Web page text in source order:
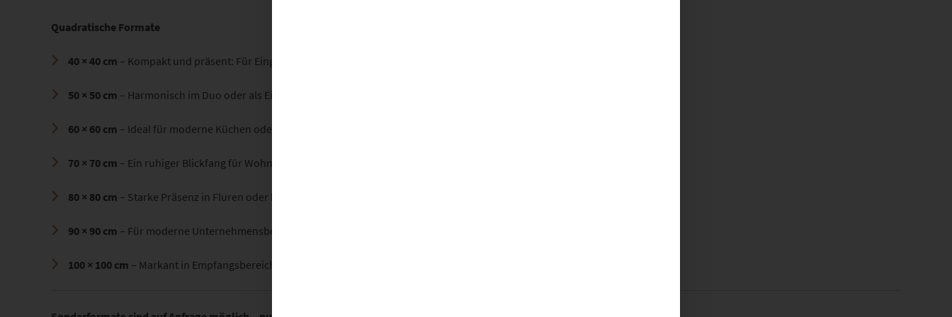
Quadratische Formate
40 × 40 cm – Kompakt und präsent: Für Eingangsbereiche mit Charakter
50 × 50 cm – Harmonisch im Duo oder als Einzelstück in Praxisräumen
60 × 60 cm – Ideal für moderne Küchen oder kleine Büroräume
70 × 70 cm – Ein ruhiger Blickfang für Wohnbereiche oder Hotellounges
80 × 80 cm – Starke Präsenz in Fluren oder bei offenen Wandflächen
90 × 90 cm – Für moderne Unternehmensbereiche mit Anspruch
100 × 100 cm – Markant in Empfangsbereichen oder Architekturbüros